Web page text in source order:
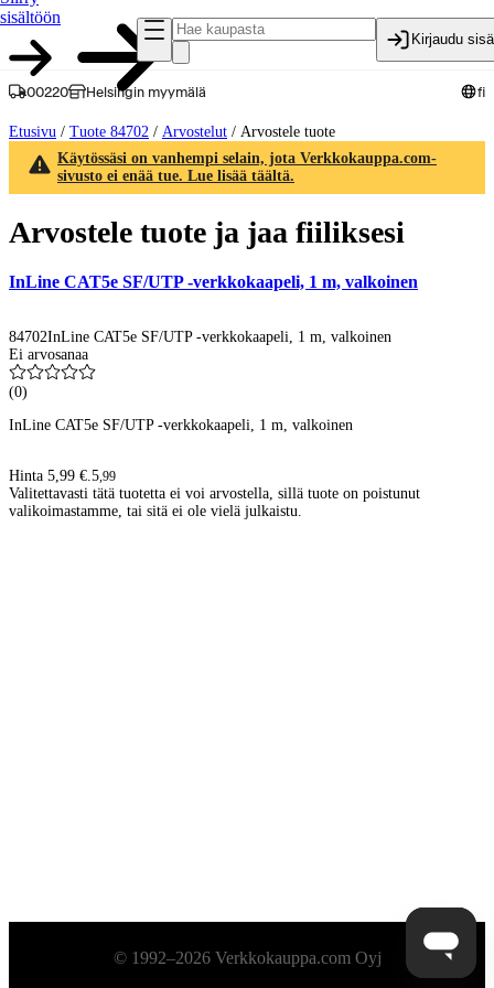
sisältöön
Kirjaudu
00220 Helsingin myymälä fi
Etusivu / Tuote 84702 / Arvostelut / Arvostele tuote
Käytössäsi on vanhempi selain, jota Verkkokauppa.com-
sivusto ei enää tue. Lue lisää täältä.
Arvostele tuote ja jaa fiiliksesi
InLine CAT5e SF/UTP -verkkokaapeli, 1 m, valkoinen
84702InLine CAT5e SF/UTP -verkkokaapeli, 1 m, valkoinen
Ei arvosanaa
(0)
InLine CAT5e SF/UTP -verkkokaapeli, 1 m, valkoinen
Hinta 5,99 €. 5,99
Valitettavasti tätä tuotetta ei voi arvostella, sillä tuote on poistunut
valikoimastamme, tai sitä ei ole vielä julkaistu.
Alatunniste© 1992–2026 Verkkokauppa.com Oyj